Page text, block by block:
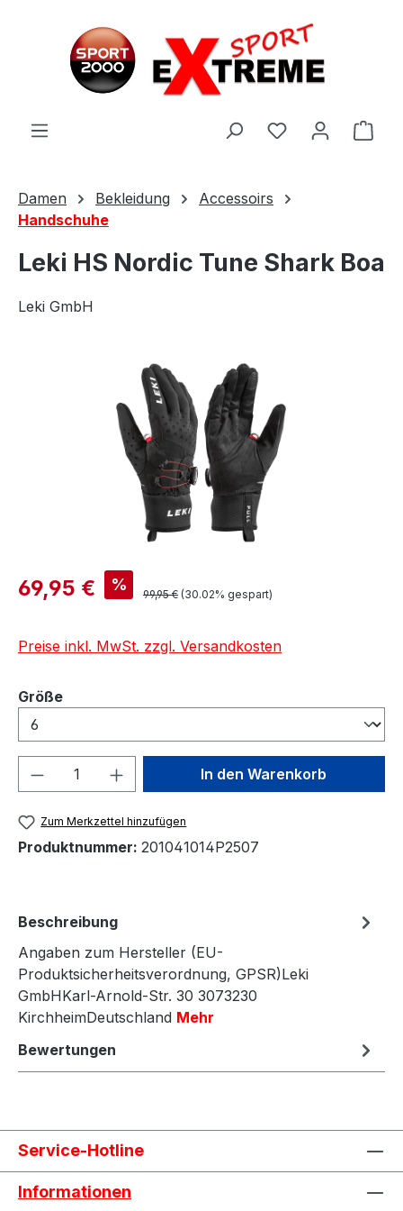
Damen Bekleidung
Accessoirs
Handschuhe
Leki HS Nordic Tune Shark Boa
Leki GmbH
Bildergalerie überspringen
Verkaufspreis:
69,95 € % Regulärer Preis:
99,95 € (30.02% gespart)
Preise inkl. MwSt. zzgl. Versandkosten
Größeauswählen
Produkt Anzahl: Gib denIn den Warenkorb
Zum Merkzettel hinzufügen
Produktnummer: 201041014P2507
Beschreibung
Angaben zum Hersteller (EU-
Produktsicherheitsverordnung, GPSR)Leki
GmbHKarl-Arnold-Str. 30 3073230
KirchheimDeutschland Mehr
Bewertungen
Service-Hotline
Informationen